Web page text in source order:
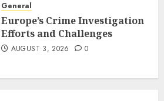
General
Europe’s Crime Investigation
Efforts and Challenges
AUGUST 3, 2026 0